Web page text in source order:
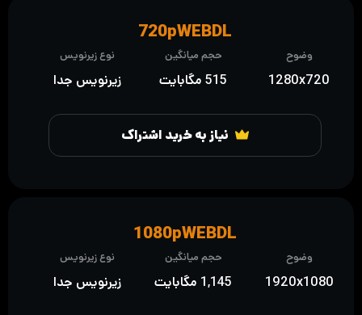
نیاز به خرید اشتراک
وضوح
1280x720
حجم میانگین
515 مگابایت
نوع زیرنویس
زیرنویس جدا
720pWEBDL
وضوح
1920x1080
حجم میانگین
1,145 مگابایت
نوع زیرنویس
زیرنویس جدا
1080pWEBDL